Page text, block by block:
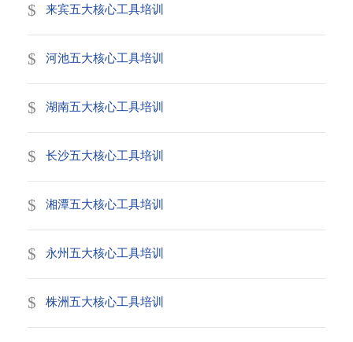
来宾五大核心工具培训
河池五大核心工具培训
湖南五大核心工具培训
长沙五大核心工具培训
湘潭五大核心工具培训
永州五大核心工具培训
株洲五大核心工具培训